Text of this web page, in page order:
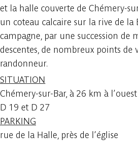
et la halle couverte de Chémery-
un coteau calcaire sur la rive de la
campagne, par une succession de
descentes, de nombreux points de
randonneur.
SITUATION
Chémery-sur-Bar, à 26 km à
D 19 et D 27
PARKING
rue de la Halle, près de l’église